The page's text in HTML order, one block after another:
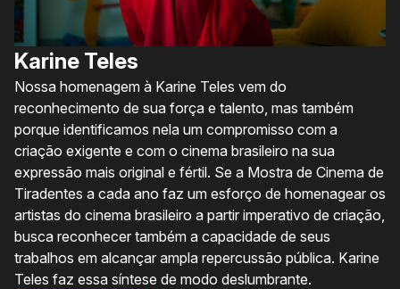
Karine Teles
Nossa homenagem à Karine Teles vem do
reconhecimento de sua força e talento, mas também
porque identificamos nela um compromisso com a
criação exigente e com o cinema brasileiro na sua
expressão mais original e fértil. Se a Mostra de Cinema de
Tiradentes a cada ano faz um esforço de homenagear os
artistas do cinema brasileiro a partir imperativo de criação,
busca reconhecer também a capacidade de seus
trabalhos em alcançar ampla repercussão pública. Karine
Teles faz essa síntese de modo deslumbrante.